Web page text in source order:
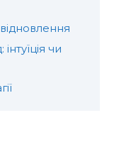
чи